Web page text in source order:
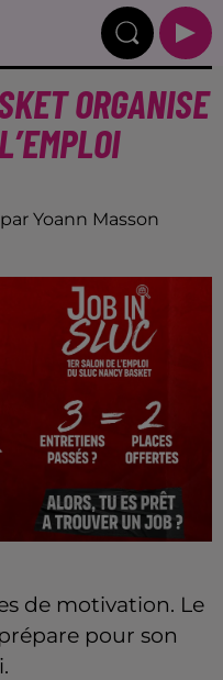
ORGANISE
Yoann Masson
de motivation. Le
pour son